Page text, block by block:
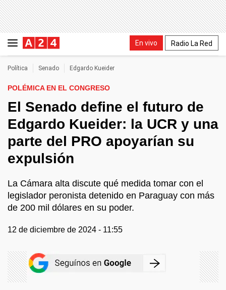
En vivo Radio La Red
Política Senado Edgardo Kueider
POLÉMICA EN EL CONGRESO
El Senado define el futuro de
Edgardo Kueider: la UCR y una
parte del PRO apoyarían su
expulsión
La Cámara alta discute qué medida tomar con el
legislador peronista detenido en Paraguay con más
de 200 mil dólares en su poder.
12 de diciembre de 2024 - 11:55